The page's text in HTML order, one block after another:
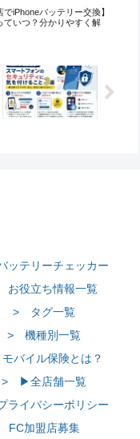
でiPhoneバッテリー交換】
ていつ？分かりやすく解
テリーチェッカー
役立ち情報一覧
> タグ一覧
> 機種別一覧
バイル保険とは？
> ▶全店舗一覧
イバシーポリシー
FC加盟店募集